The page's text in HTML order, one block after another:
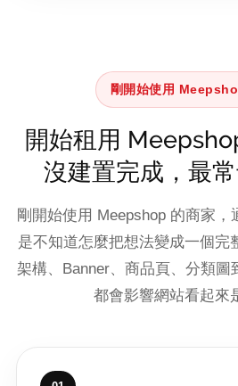
剛開始使用
開始租用
沒建置完成，最
剛開始使用 Meepshop 的商家，
是不知道怎麼把想法變成一個完
架構、Banner、商品頁、分類圖
都會影響網站看起來